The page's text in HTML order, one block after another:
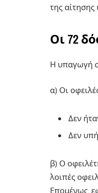
της
Οι 72
Η υπαγωγή
α) Οι
Δεν
Δεν
β) Ο
λοιπές
Επομένως,